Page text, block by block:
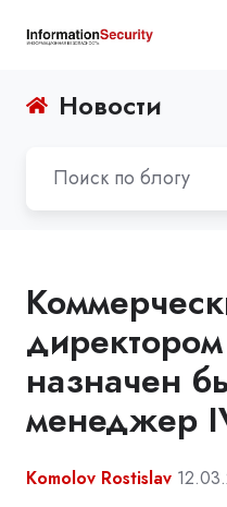
Новости
назначен
менеджер
Komolov Rostislav